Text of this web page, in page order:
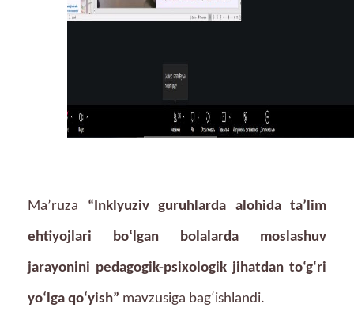
Ma’ruza “Inklyuziv guruhlarda alohida ta’lim
ehtiyojlari bo‘lgan bolalarda moslashuv
jarayonini pedagogik-psixologik jihatdan to‘g‘ri
yo‘lga qo‘yish” mavzusiga bag‘ishlandi.